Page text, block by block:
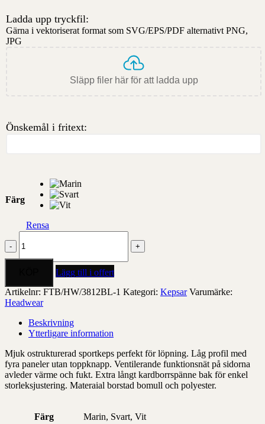
Ladda upp tryckfil:
Gärna i vektoriserat format som SVG/EPS/PDF alternativt PNG,
JPG
Släpp filer här för att ladda upp
Önskemål i fritext:
Färg
Rensa
funktionsnät
Lägg till i offert
Artikelnr: FTB/HW/3812BL-1 Kategori: Kepsar Varumärke:
Headwear
Beskrivning
Ytterligare information
Mjuk ostrukturerad sportkeps perfekt för löpning. Låg profil med
fyra paneler utan toppknapp. Ventilerande funktionsnät på sidorna
avleder värme och fukt. Extra långt kardborrspänne bak för enkel
storleksjustering. Materaial borstad bomull och polyester.
Färg Marin, Svart, Vit